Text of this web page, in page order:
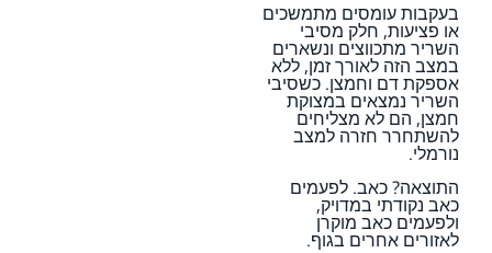
בעקבות עומסים מתמשכים
או פציעות, חלק מסיבי
השריר מתכווצים ונשארים
במצב הזה לאורך זמן, ללא
אספקת דם וחמצן. כשסיבי
השריר נמצאים במצוקת
חמצן, הם לא מצליחים
להשתחרר חזרה למצב
נורמלי.
התוצאה? כאב. לפעמים
כאב נקודתי במדויק,
ולפעמים כאב מוקרן
לאזורים אחרים בגוף.